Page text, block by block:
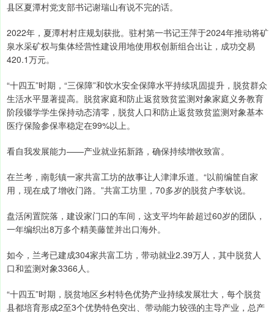
县区夏潭村党支部书记谢瑞山有说不完的话。
2022年，夏潭村村庄规划获批。驻村第一书记王萍于2024年推动将矿
泉水采矿权与集体经营性建设用地使用权创新组合出让，成功交易
420.1万元。
“十四五”时期，“三保障”和饮水安全保障水平持续巩固提升，脱贫群众
生活水平显著提高。脱贫家庭和防止返贫致贫监测对象家庭义务教育
阶段辍学学生保持动态清零，脱贫人口和防止返贫致贫监测对象基本
医疗保险参保率稳定在99%以上。
看自我发展能力——产业就业拓新路，确保持续增收致富。
在兰考，南彰镇一家共富工坊的故事让人津津乐道。“以前编筐自家
用，现在成了增收门路。”共富工坊里，70多岁的脱贫户李钦说。
盘活闲置院落，建设家门口的车间，这支平均年龄超过60岁的团队，
一年编织出8万多个精美藤筐并出口海外。
如今，兰考已建成304家共富工坊，带动就业2.39万人，其中脱贫人
口和监测对象3366人。
“十四五”时期，脱贫地区乡村特色优势产业持续发展壮大，每个脱贫
县都培育形成2至3个优势特色突出、带动能力较强的主导产业，总产